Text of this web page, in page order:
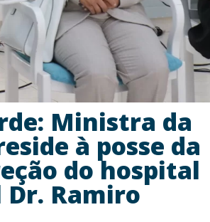
Ministra da
à posse da
do hospital
Ramiro